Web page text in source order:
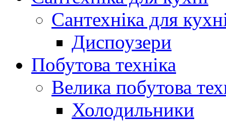
Сантехніка для
Диспоузери
Побутова техніка
Велика побутова
Холодильники